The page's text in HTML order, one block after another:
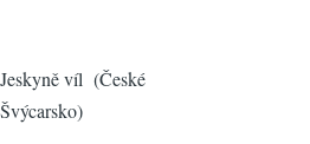
Jeskyně víl (České
Švýcarsko)